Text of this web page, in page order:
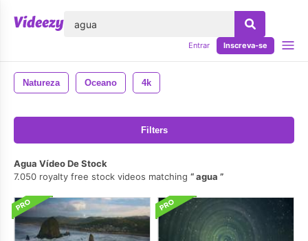
Entrar Inscreva-se
Natureza Oceano 4k
Filters
Agua Vídeo De Stock
7.050 royalty free stock videos matching
agua